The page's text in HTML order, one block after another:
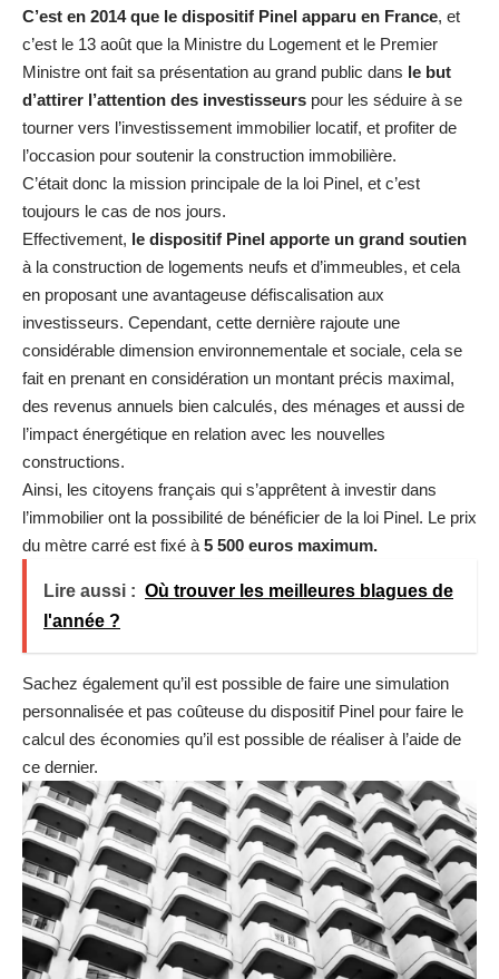
C’est en 2014 que le dispositif Pinel apparu en France, et
c’est le 13 août que la Ministre du Logement et le Premier
Ministre ont fait sa présentation au grand public dans le but
d’attirer l’attention des investisseurs pour les séduire à se
tourner vers l’investissement immobilier locatif, et profiter de
l’occasion pour soutenir la construction immobilière.
C’était donc la mission principale de la loi Pinel, et c’est
toujours le cas de nos jours.
Effectivement, le dispositif Pinel apporte un grand soutien
à la construction de logements neufs et d’immeubles, et cela
en proposant une avantageuse défiscalisation aux
investisseurs. Cependant, cette dernière rajoute une
considérable dimension environnementale et sociale, cela se
fait en prenant en considération un montant précis maximal,
des revenus annuels bien calculés, des ménages et aussi de
l’impact énergétique en relation avec les nouvelles
constructions.
Ainsi, les citoyens français qui s’apprêtent à investir dans
l’immobilier ont la possibilité de bénéficier de la loi Pinel. Le prix
du mètre carré est fixé à 5 500 euros maximum.
Lire aussi : Où trouver les meilleures blagues de
l'année ?
Sachez également qu’il est possible de faire une simulation
personnalisée et pas coûteuse du dispositif Pinel pour faire le
calcul des économies qu’il est possible de réaliser à l’aide de
ce dernier.